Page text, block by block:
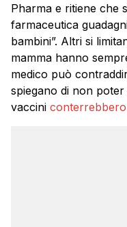
Pharma e ritiene che
farmaceutica
bambini”. Altri si
mamma hanno
medico può
spiegano di non
vaccini